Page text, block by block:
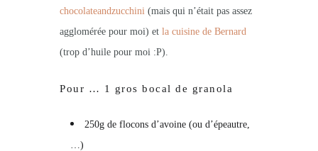
chocolateandzucchini (mais qui n’était pas assez
agglomérée pour moi) et la cuisine de Bernard
(trop d’huile pour moi :P).
Pour … 1 gros bocal de granola
250g de flocons d’avoine (ou d’épeautre,
…)